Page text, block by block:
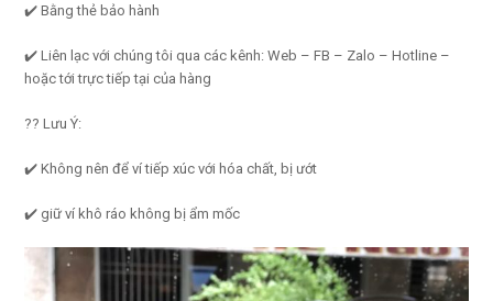
✔️ Bằng thẻ bảo hành
✔️ Liên lạc với chúng tôi qua các kênh: Web – FB – Zalo – Hotline –
hoặc tới trực tiếp tại của hàng
?? Lưu Ý:
✔️ Không nên để ví tiếp xúc với hóa chất, bị ướt
✔️ giữ ví khô ráo không bị ẩm mốc